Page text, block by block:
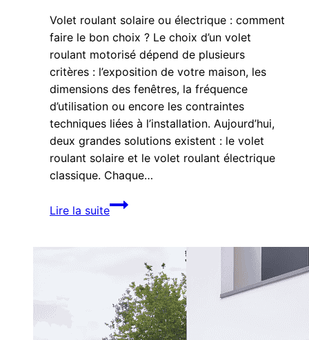
Volet roulant solaire ou électrique : comment
faire le bon choix ? Le choix d’un volet
roulant motorisé dépend de plusieurs
critères : l’exposition de votre maison, les
dimensions des fenêtres, la fréquence
d’utilisation ou encore les contraintes
techniques liées à l’installation. Aujourd’hui,
deux grandes solutions existent : le volet
roulant solaire et le volet roulant électrique
classique. Chaque…
Lire la suite
Volet
roulant
électrique :
comment
faire
le